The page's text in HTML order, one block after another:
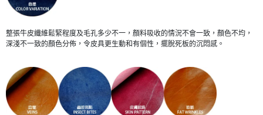
整張牛皮纖維鬆緊程度及毛孔多少不一，顏料吸收的情況不會一致，顏色不均，
深淺不一致的顏色分佈，令皮具更生動和有個性，擺脫死板的沉悶感。